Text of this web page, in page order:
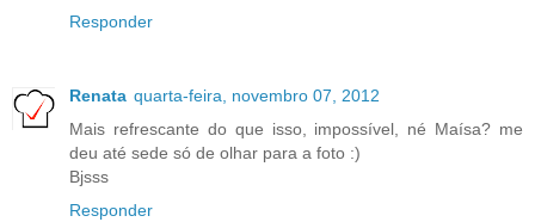
Responder
Renata quarta-feira, novembro 07, 2012
Mais refrescante do que isso, impossível, né Maísa? me
deu até sede só de olhar para a foto :)
Bjsss
Responder